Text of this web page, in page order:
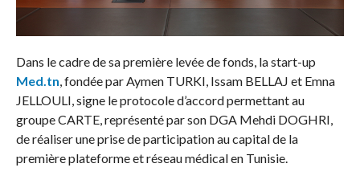
Dans le cadre de sa première levée de fonds, la start-up
Med.tn, fondée par Aymen TURKI, Issam BELLAJ et Emna
JELLOULI, signe le protocole d’accord permettant au
groupe CARTE, représenté par son DGA Mehdi DOGHRI,
de réaliser une prise de participation au capital de la
première plateforme et réseau médical en Tunisie.